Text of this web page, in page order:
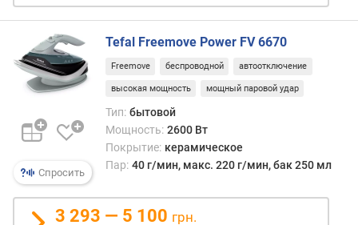
л
е
н
и
к
о
л
Спросить
Tefal Freemove Power FV 6670
Freemove беспроводной автоотключение
высокая мощность мощный паровой удар
Тип: бытовой
Мощность: 2600 Вт
Покрытие: керамическое
Пар: 40 г/мин, макс. 220 г/мин, бак 250 мл
3 293 — 5 100 грн.